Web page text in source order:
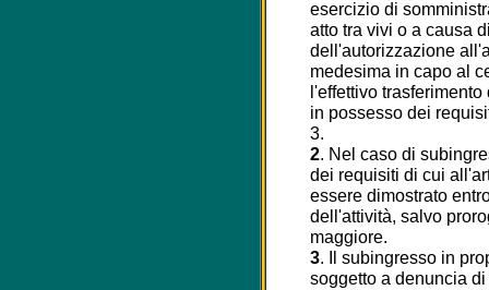
esercizio di
atto tra vivi o a causa
dell'autorizzazione
medesima in capo al
l'effettivo
in possesso dei
3.
2. Nel caso di
dei requisiti di cui
essere dimostrato
dell'attività, salvo
maggiore.
3. Il subingresso in
soggetto a denuncia